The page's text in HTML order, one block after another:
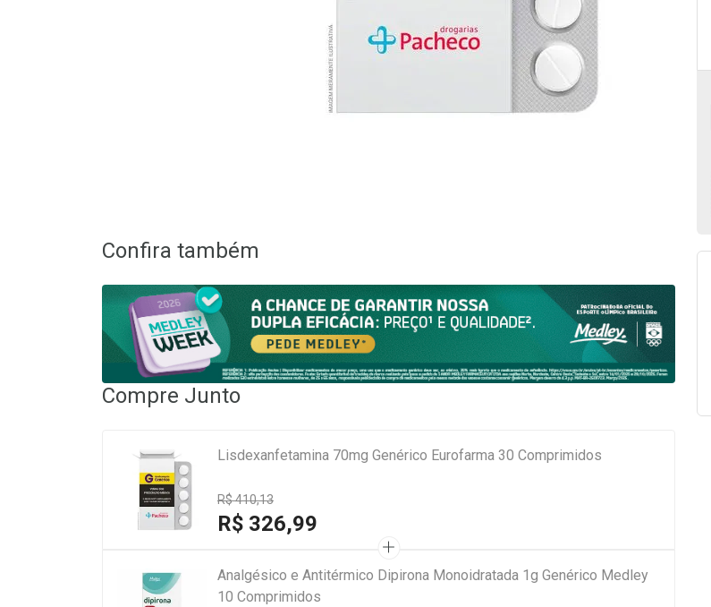
Confira também
Compre Junto
Lisdexanfetamina 70mg Genérico Eurofarma 30 Comprimidos
R$ 410,13
R$ 326,99
Analgésico e Antitérmico Dipirona Monoidratada 1g Genérico Medley
10 Comprimidos